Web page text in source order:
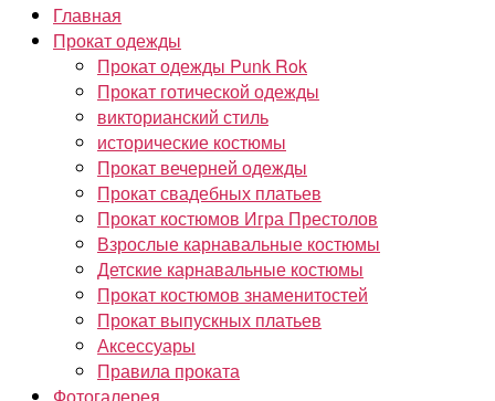
Главная
Прокат одежды
Прокат одежды Punk Rok
Прокат готической одежды
викторианский стиль
исторические костюмы
Прокат вечерней одежды
Прокат свадебных платьев
Прокат костюмов Игра Престолов
Взрослые карнавальные костюмы
Детские карнавальные костюмы
Прокат костюмов знаменитостей
Прокат выпускных платьев
Аксессуары
Правила проката
Фотогалерея